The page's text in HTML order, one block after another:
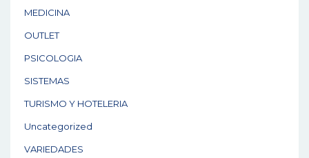
MEDICINA
OUTLET
PSICOLOGIA
SISTEMAS
TURISMO Y HOTELERIA
Uncategorized
VARIEDADES